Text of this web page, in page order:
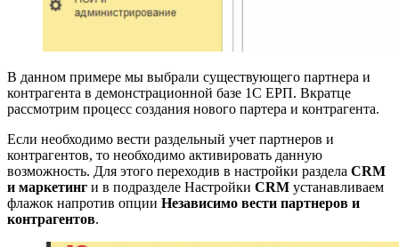
В данном примере мы выбрали существующего партнера и
контрагента в демонстрационной базе 1С ЕРП. Вкратце
рассмотрим процесс создания нового партера и контрагента.
Если необходимо вести раздельный учет партнеров и
контрагентов, то необходимо активировать данную
возможность. Для этого переходив в настройки раздела CRM
и маркетинг и в подразделе Настройки CRM устанавливаем
флажок напротив опции Независимо вести партнеров и
контрагентов.